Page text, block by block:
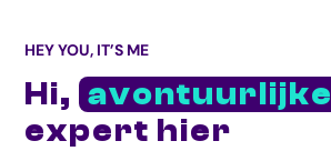
HEY YOU, IT’S ME
Hi, avontuurlijke
expert hier